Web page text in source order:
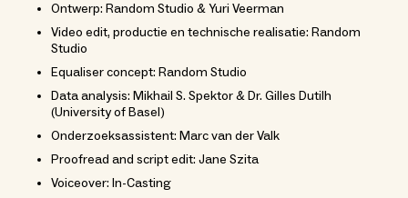
Ontwerp: Random Studio & Yuri Veerman
Video edit, productie en technische realisatie: Random
Studio
Equaliser concept: Random Studio
Data analysis: Mikhail S. Spektor & Dr. Gilles Dutilh
(University of Basel)
Onderzoeksassistent: Marc van der Valk
Proofread and script edit: Jane Szita
Voiceover: In-Casting